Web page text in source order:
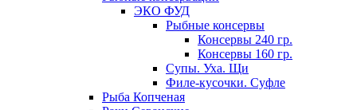
ЭКО ФУД
Рыбные консервы
Консервы 240 гр.
Консервы 160 гр.
Супы. Уха. Щи
Филе-кусочки. Суфле
Рыба Копченая